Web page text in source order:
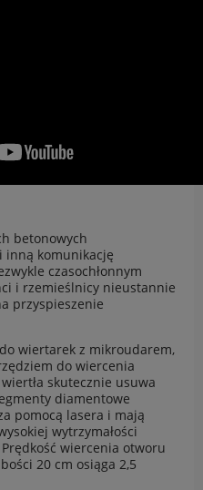
betonowych
inną komunikację
czasochłonnym
i rzemieślnicy nieustannie
przyspieszenie
wiertarek z mikroudarem,
do wiercenia
skutecznie usuwa
diamentowe
pomocą lasera i mają
wytrzymałości
wiercenia otworu
20 cm osiąga 2,5